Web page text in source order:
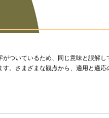
ついているため、同じ意味と誤解し
。さまざまな観点から、適用と適応